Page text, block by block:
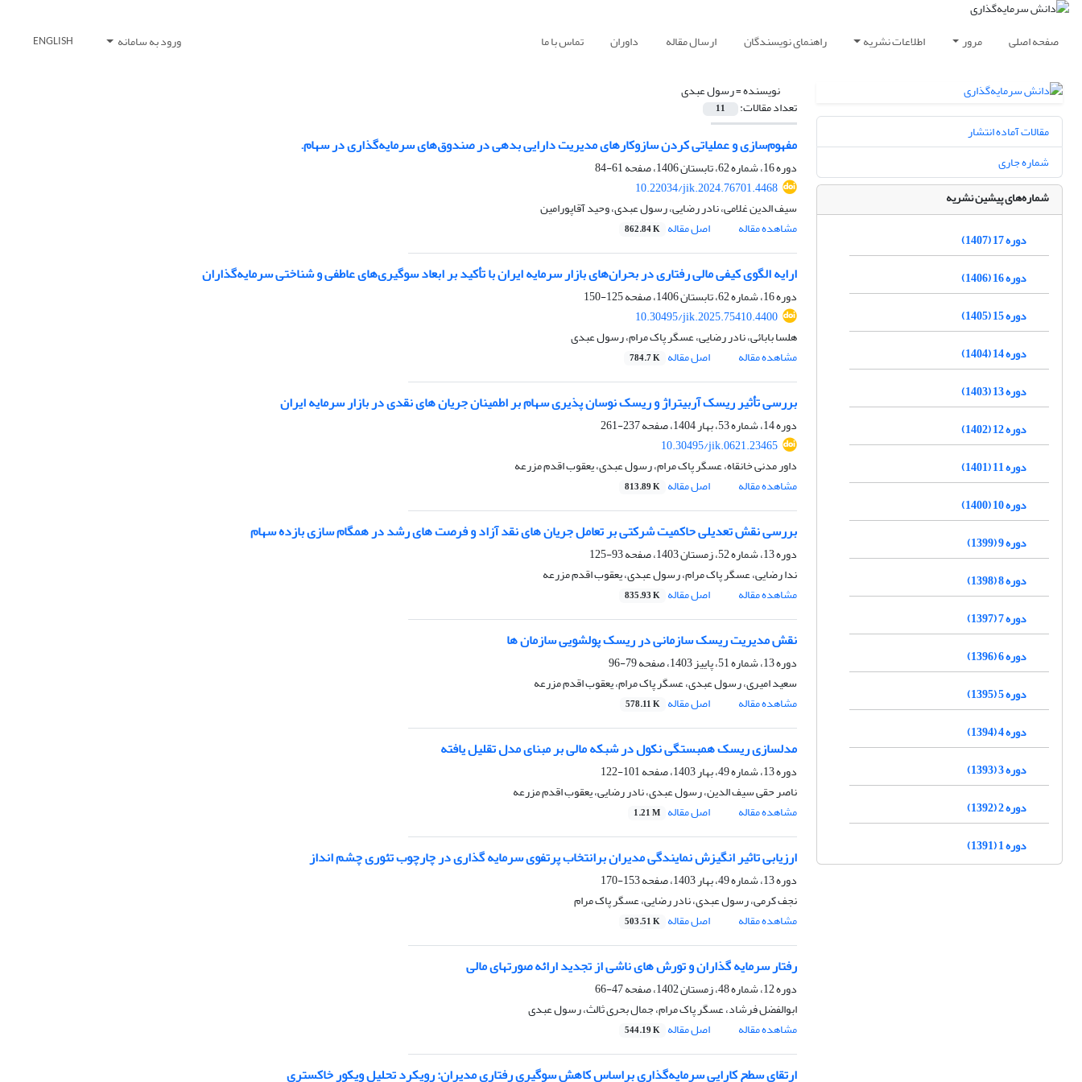
صفحه اصلی مرور اطلاعات نشریه راهنمای نویسندگان ارسال مقاله داوران تماس با ما ورود به سامانه ENGLISH
نویسنده =رسول عبدی
تعداد مقالات: 11
مفهوم‌سازی و عملیاتی کردن سازوکارهای مدیریت دارایی بدهی در صندوق‌های سرمایه‌گذاری در سهام.
دوره 16، شماره 62، تابستان 1406، صفحه
61-84
10.22034/jik.2024.76701.4468
سیف الدین غلامی، نادر رضایی، رسول عبدی، وحید آقاپورامین
مشاهده مقاله
اصل مقاله 862.84 K
ارایه الگوی کیفی مالی رفتاری در بحران‌های بازار سرمایه ایران با تأکید بر ابعاد سوگیری‌های عاطفی و شناختی سرمایه‌گذاران
دوره 16، شماره 62، تابستان 1406، صفحه
125-150
10.30495/jik.2025.75410.4400
هلسا بابائی، نادر رضایی، عسگر پاک مرام، رسول عبدی
مشاهده مقاله
اصل مقاله 784.7 K
بررسی تأثیر ریسک آربیتراژ و ریسک نوسان پذیری سهام بر اطمینان جریان های نقدی در بازار سرمایه ایران
دوره 14، شماره 53، بهار 1404، صفحه
237-261
10.30495/jik.0621.23465
داور مدنی خانقاه، عسگر پاک مرام، رسول عبدی، یعقوب اقدم مزرعه
مشاهده مقاله
اصل مقاله 813.89 K
بررسی نقش تعدیلی حاکمیت شرکتی بر تعامل جریان های نقد آزاد و فرصت های رشد در همگام سازی بازده سهام
دوره 13، شماره 52، زمستان 1403، صفحه
93-125
ندا رضایی، عسگر پاک مرام، رسول عبدی، یعقوب اقدم مزرعه
مشاهده مقاله
اصل مقاله 835.93 K
نقش مدیریت ریسک سازمانی در ریسک پولشویی سازمان ها
دوره 13، شماره 51، پاییز 1403، صفحه
79-96
سعید امیری، رسول عبدی، عسگر پاک مرام، یعقوب اقدم مزرعه
مشاهده مقاله
اصل مقاله 578.11 K
مدلسازی ریسک همبستگی نکول در شبکه مالی بر مبنای مدل تقلیل یافته
دوره 13، شماره 49، بهار 1403، صفحه
101-122
ناصر حقی سیف الدین، رسول عبدی، نادر رضایی، یعقوب اقدم مزرعه
مشاهده مقاله
اصل مقاله 1.21 M
ارزیابی تاثیر انگیزش نمایندگی مدیران برانتخاب پرتفوی سرمایه گذاری در چارچوب تئوری چشم انداز
دوره 13، شماره 49، بهار 1403، صفحه
153-170
نجف کرمی، رسول عبدی، نادر رضایی، عسگر پاک مرام
مشاهده مقاله
اصل مقاله 503.51 K
رفتار سرمایه گذاران و تورش های ناشی از تجدید ارائه صورتهای مالی
دوره 12، شماره 48، زمستان 1402، صفحه
47-66
ابوالفضل فرشاد، عسگر پاک مرام، جمال بحری ثالث، رسول عبدی
مشاهده مقاله
اصل مقاله 544.19 K
ارتقای سطح کارایی سرمایه‌گذاری براساس کاهش سوگیری رفتاری مدیران: رویکرد تحلیل ویکور خاکستری
مقالات آماده انتشار
شماره جاری
شماره‌های پیشین نشریه
دوره 17 (1407)
دوره 16 (1406)
دوره 15 (1405)
دوره 14 (1404)
دوره 13 (1403)
دوره 12 (1402)
دوره 11 (1401)
دوره 10 (1400)
دوره 9 (1399)
دوره 8 (1398)
دوره 7 (1397)
دوره 6 (1396)
دوره 5 (1395)
دوره 4 (1394)
دوره 3 (1393)
دوره 2 (1392)
دوره 1 (1391)